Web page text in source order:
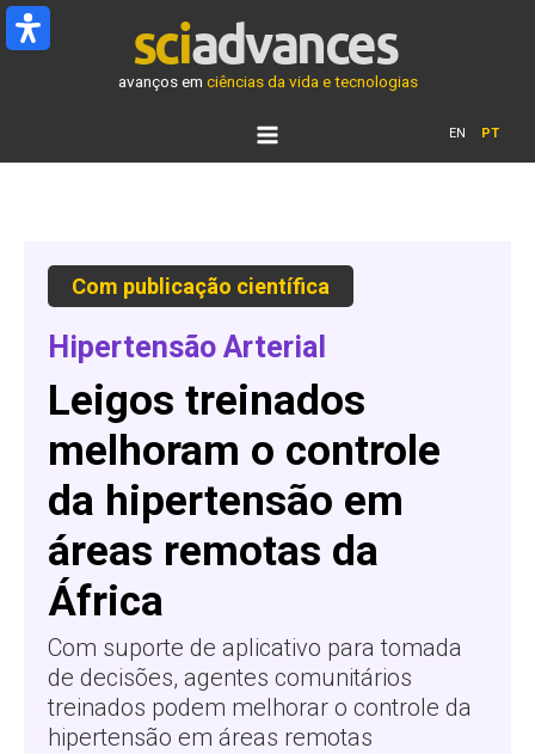
Ir
para
avanços em ciências da vida e tecnologias
EN PT
Com publicação científica
Hipertensão Arterial
Leigos treinados
melhoram o controle
da hipertensão em
áreas remotas da
África
Com suporte de aplicativo para tomada
de decisões, agentes comunitários
treinados podem melhorar o controle da
hipertensão em áreas remotas